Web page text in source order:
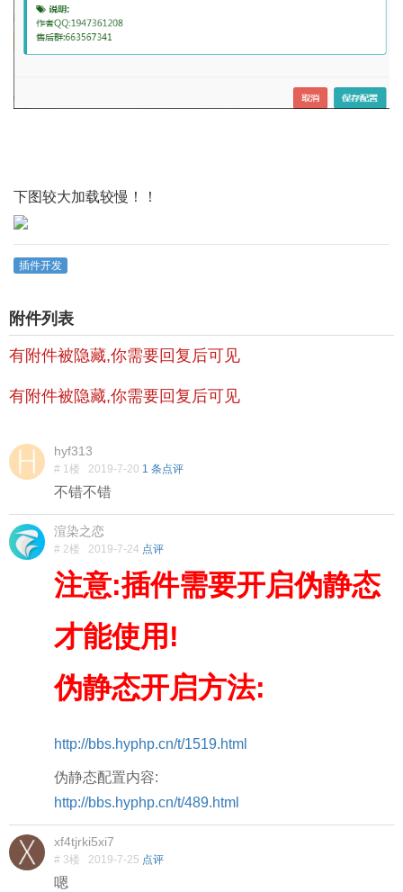
下图较大加载较慢！！
插件开发
附件列表
有附件被隐藏,你需要回复后可见
有附件被隐藏,你需要回复后可见
hyf313
# 1楼 2019-7-20 1 条点评
不错不错
渲染之恋
# 2楼 2019-7-24 点评
注意:插件需要开启伪静态
才能使用!
伪静态开启方法:
http://bbs.hyphp.cn/t/1519.html
伪静态配置内容:
http://bbs.hyphp.cn/t/489.html
xf4tjrki5xi7
# 3楼 2019-7-25 点评
嗯